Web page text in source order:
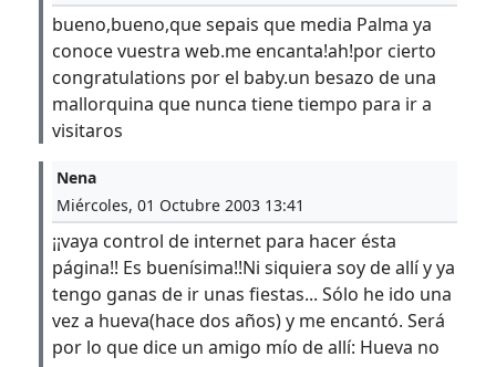
bueno,bueno,que sepais que media Palma ya
conoce vuestra web.me encanta!ah!por cierto
congratulations por el baby.un besazo de una
mallorquina que nunca tiene tiempo para ir a
visitaros
Nena
Miércoles, 01 Octubre 2003 13:41
¡¡vaya control de internet para hacer ésta
página!! Es buenísima!!Ni siquiera soy de allí y ya
tengo ganas de ir unas fiestas... Sólo he ido una
vez a hueva(hace dos años) y me encantó. Será
por lo que dice un amigo mío de allí: Hueva no